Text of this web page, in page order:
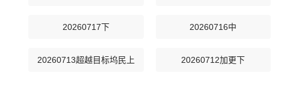
20260717下 20260716中
20260713超越目标坞民上 20260712加更下